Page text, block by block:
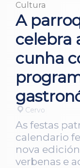
Cultura
A
celebra
cunha
Cervo
As festas
calendario
nova
verbenas e